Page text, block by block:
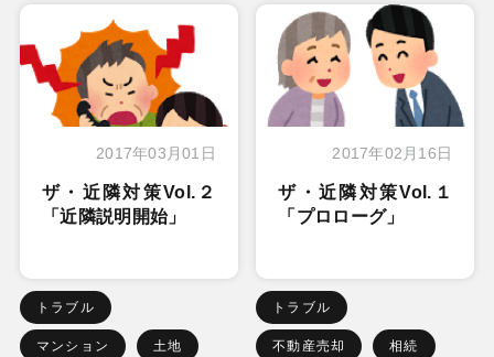
2017年03月01日
ザ・近隣対策Vol.２
「近隣説明開始」
トラブル
マンション 土地
2017年02月16日
ザ・近隣対策Vol.１
「プロローグ」
トラブル
不動産売却 相続